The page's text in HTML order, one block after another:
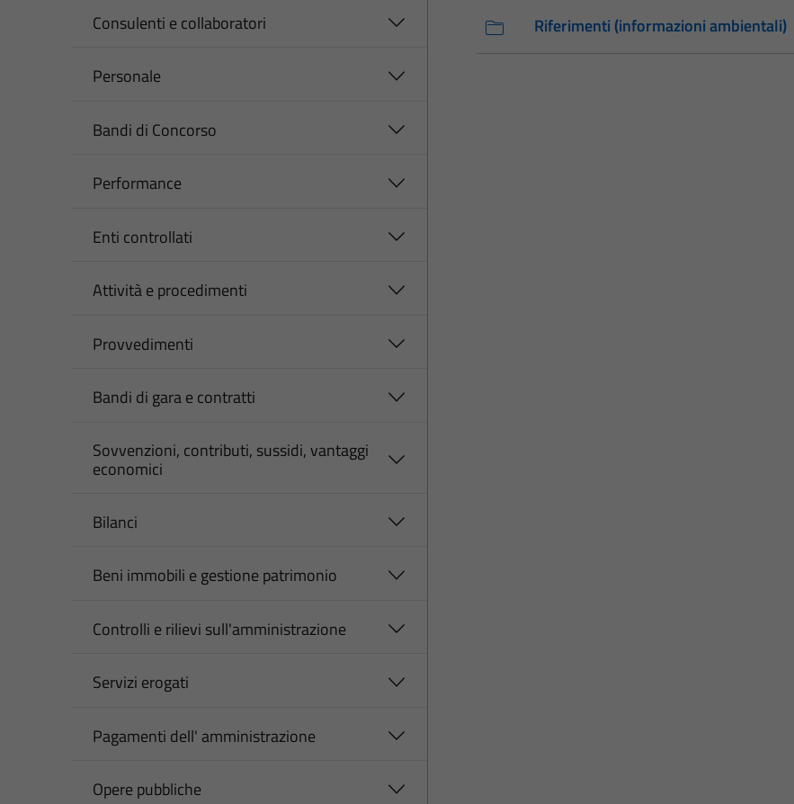
Consulenti e collaboratori
Personale
Bandi di Concorso
Performance
Enti controllati
Attività e procedimenti
Provvedimenti
Bandi di gara e contratti
Sovvenzioni, contributi, sussidi, vantaggi
economici
Bilanci
Beni immobili e gestione patrimonio
Controlli e rilievi sull'amministrazione
Servizi erogati
Pagamenti dell' amministrazione
Opere pubbliche
Riferimenti (informazioni ambientali)